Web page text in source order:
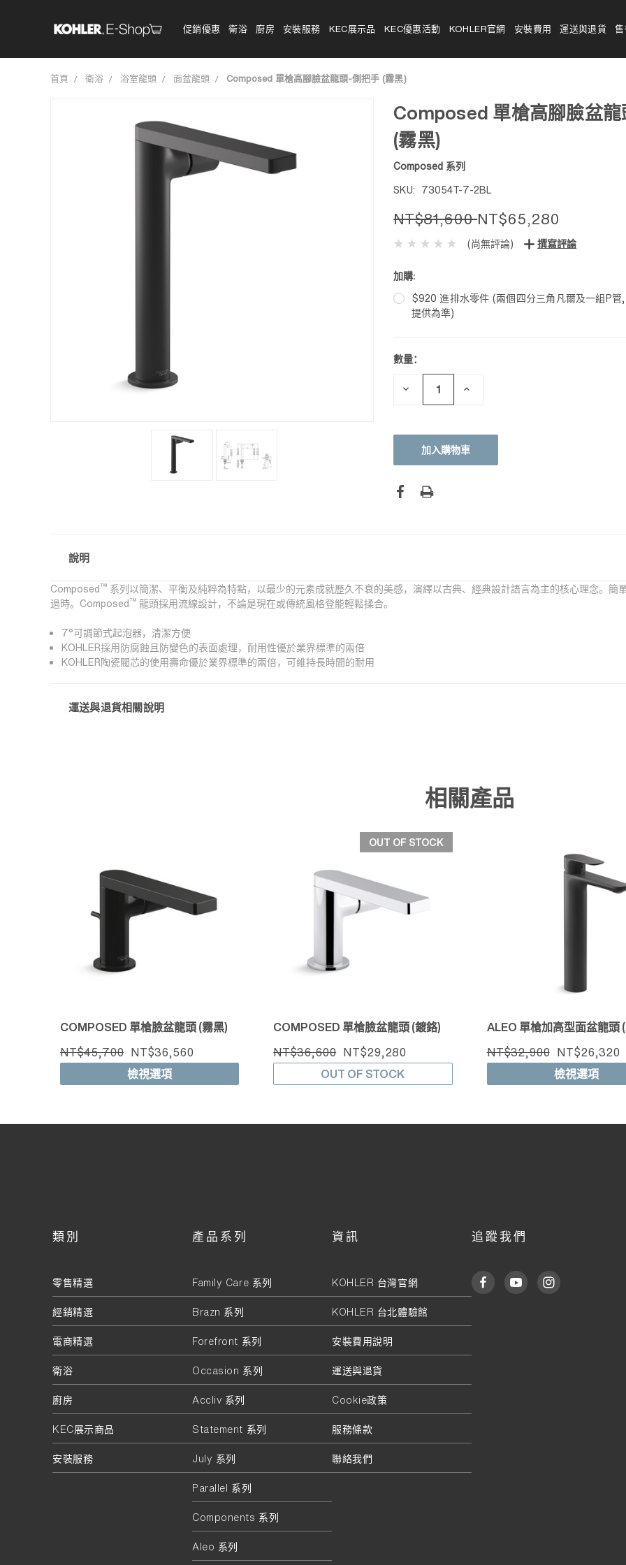
促銷優惠 衛浴 廚房 安裝服務 KEC展示品 KEC優惠活動 KOHLER官網 安裝費用 運送與退貨
首頁 衛浴 浴室龍頭 面盆龍頭 Composed 單槍高腳臉盆龍頭-側把手 (霧黑)
Composed 單槍高腳臉盆
(霧黑)
Composed 系列
SKU: 73054T-7-2BL
NT$81,600NT$65,280
(尚無評論) 撰寫評論
加購:
$920 進排水零件 (兩個四分三角凡爾及一組P管
提供為準)
目前
存：
數量：
增
說明
Composed™ 系列以簡潔、平衡及純粹為特點，以最少的元素成就歷久不衰的美感，演繹以古典、經典設計語言為主的核心理念。簡
過時。Composed™ 龍頭採用流線設計，不論是現在或傳統風格登能輕鬆揉合。
7°可調節式起泡器，清潔方便
KOHLER採用防腐蝕且防變色的表面處理，耐用性優於業界標準的兩倍
KOHLER陶瓷閥芯的使用壽命優於業界標準的兩倍，可維持長時間的耐用
運送與退貨相關說明
相關產品
快速檢視
COMPOSED 單槍臉盆龍頭 (霧黑)
NT$45,700 NT$36,560
檢視選項
OUT OF STOCK
快速檢視
COMPOSED 單槍臉盆龍頭 (鍍鉻)
NT$36,600 NT$29,280
OUT OF STOCK
ALEO 單槍加高型面盆龍頭
NT$32,900 NT$26,320
檢視選項
類別
零售精選
經銷精選
電商精選
衛浴
廚房
KEC展示商品
安裝服務
產品系列
Family Care 系列
Brazn 系列
Forefront 系列
Occasion 系列
Accliv 系列
Statement 系列
July 系列
Parallel 系列
Components 系列
Aleo 系列
資訊
KOHLER 台灣官網
KOHLER 台北體驗館
安裝費用說明
運送與退貨
Cookie政策
服務條款
聯絡我們
追蹤我們